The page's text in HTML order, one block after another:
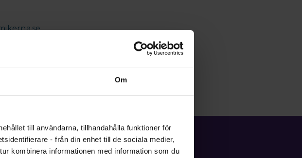
Om
till användarna, tillhandahålla funktioner för
- från din enhet till de sociala medier,
kombinera informationen med information som du